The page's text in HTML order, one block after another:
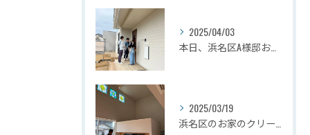
2025/04/03
2025/03/19